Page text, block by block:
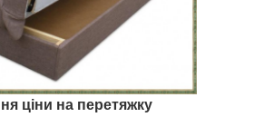
ціни на перетяжку